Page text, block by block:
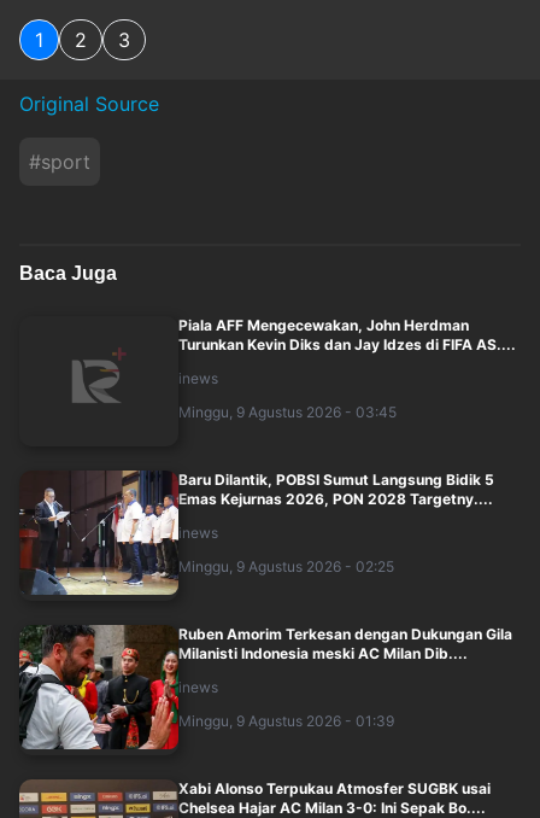
1 2 3
Original Source
#sport
Baca Juga
Piala AFF Mengecewakan, John Herdman
Turunkan Kevin Diks dan Jay Idzes di FIFA AS....
inews
Minggu, 9 Agustus 2026 - 03:45
Baru Dilantik, POBSI Sumut Langsung Bidik 5
Emas Kejurnas 2026, PON 2028 Targetny....
inews
Minggu, 9 Agustus 2026 - 02:25
Ruben Amorim Terkesan dengan Dukungan Gila
Milanisti Indonesia meski AC Milan Dib....
inews
Minggu, 9 Agustus 2026 - 01:39
Xabi Alonso Terpukau Atmosfer SUGBK usai
Chelsea Hajar AC Milan 3-0: Ini Sepak Bo....